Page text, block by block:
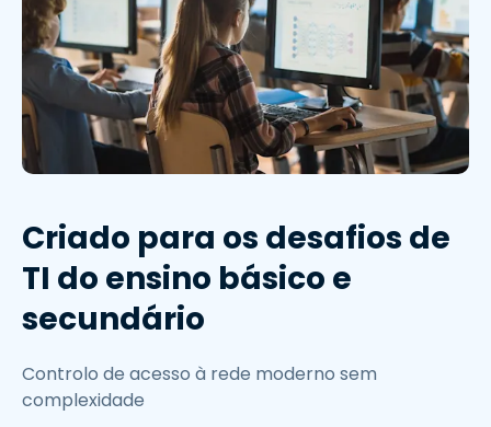
Criado para os desafios de
TI do ensino básico e
secundário
Controlo de acesso à rede moderno sem
complexidade